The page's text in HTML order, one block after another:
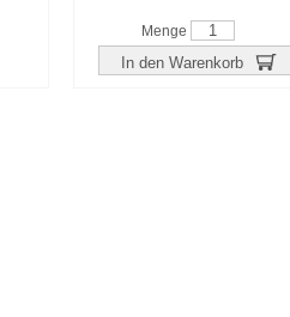
Menge
In den Warenkorb